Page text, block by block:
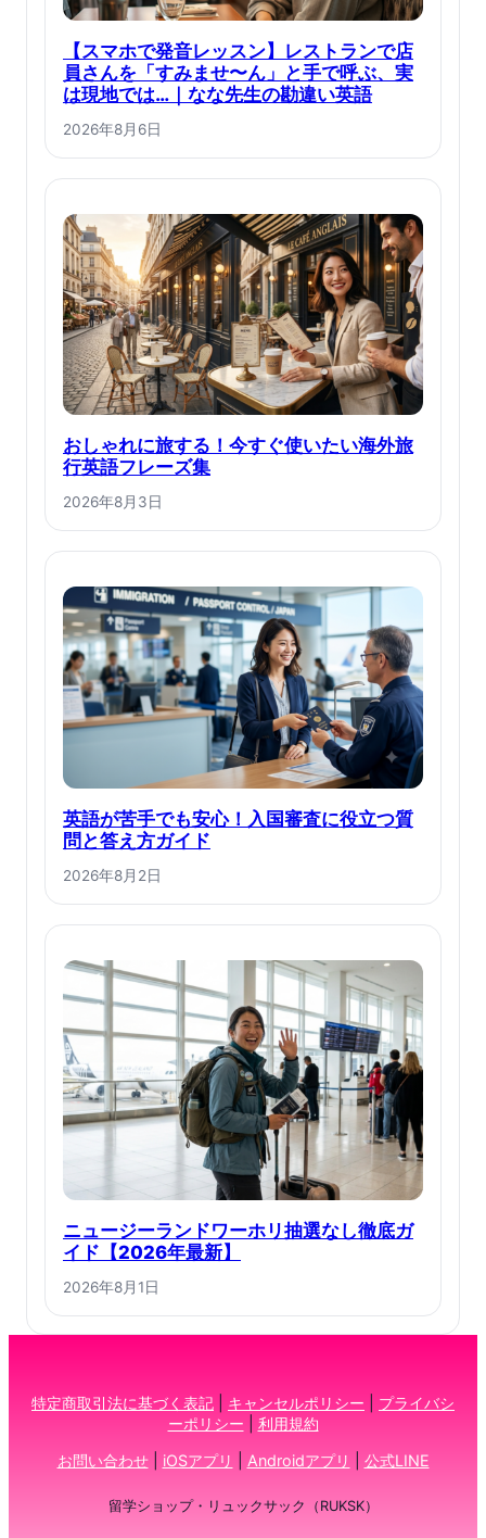
【スマホで発音レッスン】レストランで店
員さんを「すみませ〜ん」と手で呼ぶ、実
は現地では…｜なな先生の勘違い英語
2026年8月6日
おしゃれに旅する！今すぐ使いたい海外旅
行英語フレーズ集
2026年8月3日
英語が苦手でも安心！入国審査に役立つ質
問と答え方ガイド
2026年8月2日
ニュージーランドワーホリ抽選なし徹底ガ
イド【2026年最新】
2026年8月1日
特定商取引法に基づく表記 キャンセルポリシー
プライバシ
ーポリシー
利用規約
お問い合わせ| iOSアプリ Androidアプリ 公式LINE
留学ショップ・リュックサック（RUKSK）